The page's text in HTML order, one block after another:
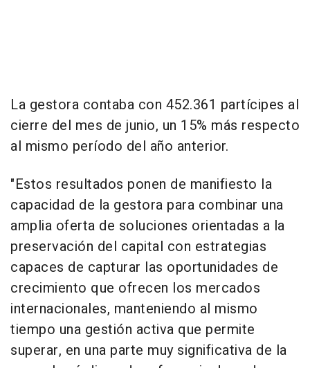
La gestora contaba con 452.361 partícipes al
cierre del mes de junio, un 15% más respecto
al mismo período del año anterior.
"Estos resultados ponen de manifiesto la
capacidad de la gestora para combinar una
amplia oferta de soluciones orientadas a la
preservación del capital con estrategias
capaces de capturar las oportunidades de
crecimiento que ofrecen los mercados
internacionales, manteniendo al mismo
tiempo una gestión activa que permite
superar, en una parte muy significativa de la